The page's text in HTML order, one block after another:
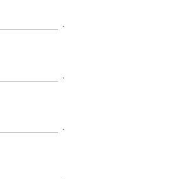
.
.
.